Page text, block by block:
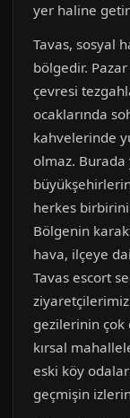
yer haline
Tavas, sosyal
bölgedir.
çevresi
ocaklarında
kahvelerinde
olmaz. Burada
herkes birbirini
Bölgenin
hava, ilçeye
Tavas escort
gezilerinin çok
kırsal
eski köy
geçmişin